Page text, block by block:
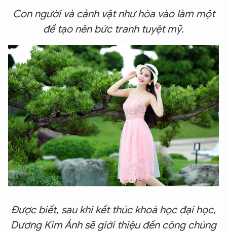
Con người và cảnh vật như hòa vào làm một
để tạo nên bức tranh tuyệt mỹ.
Được biết, sau khi kết thúc khoá học đại học,
Dương Kim Ánh sẽ giới thiệu đến công chúng